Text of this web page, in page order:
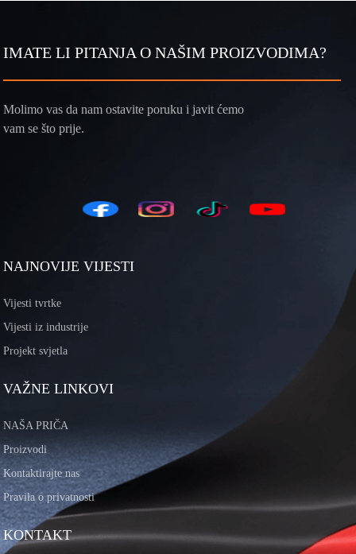
IMATE LI PITANJA O NAŠIM PROIZVODIMA?
Molimo vas da nam ostavite poruku i javit ćemo
vam se što prije.
NAJNOVIJE VIJESTI
Vijesti tvrtke
Vijesti iz industrije
Projekt svjetla
VAŽNE LINKOVI
NAŠA PRIČA
Proizvodi
Kontaktirajte nas
Pravila o privatnosti
KONTAKT